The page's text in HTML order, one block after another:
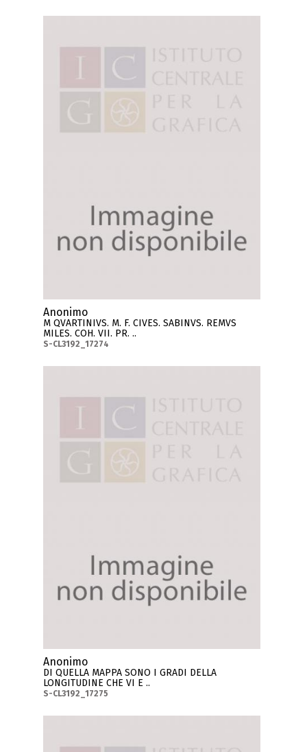
Anonimo
M QVARTINIVS. M. F. CIVES. SABINVS. REMVS
MILES. COH. VII. PR. ..
S-CL3192_17274
Anonimo
DI QUELLA MAPPA SONO I GRADI DELLA
LONGITUDINE CHE VI E ..
S-CL3192_17275